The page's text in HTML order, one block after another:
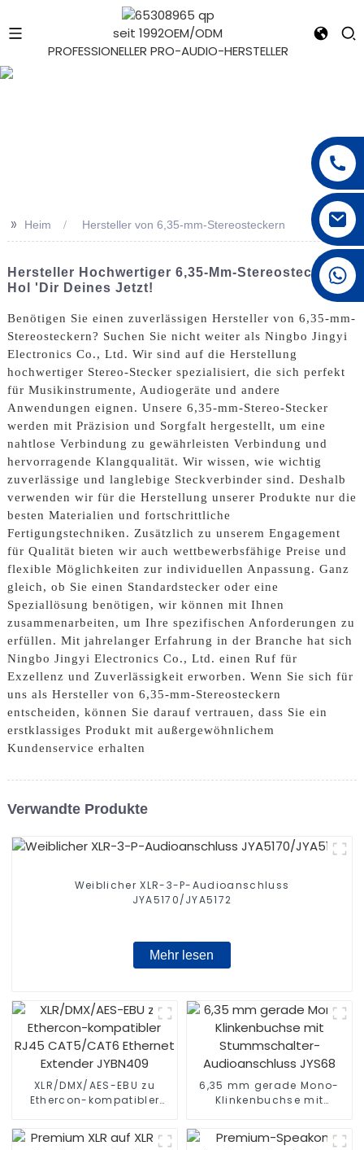
seit 1992OEM/ODM
PROFESSIONELLER PRO-AUDIO-HERSTELLER
+1 626 623 2518
>> Heim Hersteller von 6,35-mm-Stereosteckern
Hersteller Hochwertiger 6,35-Mm-Stereostecker |
Hol 'dir Deines Jetzt!
Benötigen Sie einen zuverlässigen Hersteller von 6,35-mm-
Stereosteckern? Suchen Sie nicht weiter als Ningbo Jingyi
Electronics Co., Ltd. Wir sind auf die Herstellung
hochwertiger Stereo-Stecker spezialisiert, die sich perfekt
für Musikinstrumente, Audiogeräte und andere
Anwendungen eignen. Unsere 6,35-mm-Stereo-Stecker
werden mit Präzision und Sorgfalt hergestellt, um eine
nahtlose Verbindung zu gewährleisten Verbindung und
hervorragende Klangqualität. Wir wissen, wie wichtig
zuverlässige und langlebige Steckverbinder sind. Deshalb
verwenden wir für die Herstellung unserer Produkte nur die
besten Materialien und fortschrittliche
Fertigungstechniken. Zusätzlich zu unserem Engagement
für Qualität bieten wir auch wettbewerbsfähige Preise und
flexible Möglichkeiten zur individuellen Anpassung. Ganz
gleich, ob Sie einen Standardstecker oder eine
Speziallösung benötigen, wir können mit Ihnen
zusammenarbeiten, um Ihre spezifischen Anforderungen zu
erfüllen. Mit jahrelanger Erfahrung in der Branche hat sich
Ningbo Jingyi Electronics Co., Ltd. einen Ruf für
Exzellenz und Zuverlässigkeit erworben. Wenn Sie sich für
uns als Hersteller von 6,35-mm-Stereosteckern
entscheiden, können Sie darauf vertrauen, dass Sie ein
erstklassiges Produkt mit außergewöhnlichem
Kundenservice erhalten
Verwandte Produkte
Weiblicher XLR-3-P-Audioanschluss
JYA5170/JYA5172
Mehr lesen
XLR/DMX/AES-EBU zu
Ethercon-kompatibler
6,35 mm gerade Mono-
Klinkenbuchse mit